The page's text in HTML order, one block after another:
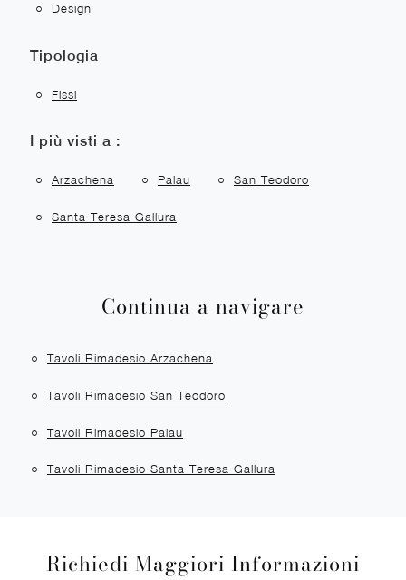
Design
Tipologia
Fissi
I più visti a :
Arzachena Palau San Teodoro
Santa Teresa Gallura
Continua a navigare
Tavoli Rimadesio Arzachena
Tavoli Rimadesio San Teodoro
Tavoli Rimadesio Palau
Tavoli Rimadesio Santa Teresa Gallura
Richiedi Maggiori Informazioni